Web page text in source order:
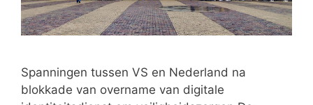
Spanningen tussen VS en Nederland na
blokkade van overname van digitale